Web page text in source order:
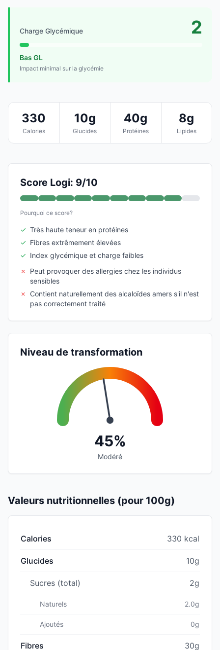
Charge Glycémique 2
Bas GL
Impact minimal sur la glycémie
330
Calories
10g
Glucides
40g
Protéines
8g
Lipides
Score Logi: 9/10
Pourquoi ce score?
✓ Très haute teneur en protéines
✓ Fibres extrêmement élevées
✓ Index glycémique et charge faibles
✗
Peut provoquer des allergies chez les individus
sensibles
✗
Contient naturellement des alcaloïdes amers s'il n'est
pas correctement traité
Niveau de transformation
45%
Modéré
Valeurs nutritionnelles (pour 100g)
Calories 330 kcal
Glucides 10g
Sucres (total) 2g
Naturels 2.0g
Ajoutés 0g
Fibres 30g